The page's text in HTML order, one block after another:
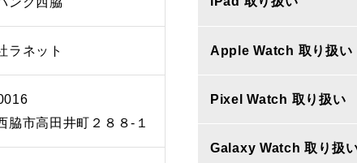
ラネット
脇市高田井町２８８‐１
Apple Watch 取り扱い
Pixel Watch 取り扱い
Galaxy Watch 取り扱